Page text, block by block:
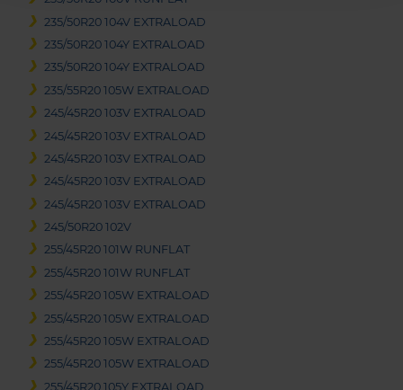
235/50R20 104V EXTRALOAD
235/50R20 104Y EXTRALOAD
235/50R20 104Y EXTRALOAD
235/55R20 105W EXTRALOAD
245/45R20 103V EXTRALOAD
245/45R20 103V EXTRALOAD
245/45R20 103V EXTRALOAD
245/45R20 103V EXTRALOAD
245/45R20 103V EXTRALOAD
245/50R20 102V
255/45R20 101W RUNFLAT
255/45R20 101W RUNFLAT
255/45R20 105W EXTRALOAD
255/45R20 105W EXTRALOAD
255/45R20 105W EXTRALOAD
255/45R20 105W EXTRALOAD
255/45R20 105Y EXTRALOAD